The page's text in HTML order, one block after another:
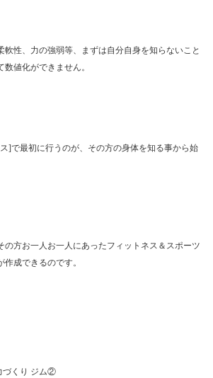
軟性、力の強弱等、まずは自分自身を知らないこと
値化ができません。
]で最初に行うのが、その方の身体を知る事から始
の方お一人お一人にあったフィットネス＆スポーツ
成できるのです。
くり ジム②